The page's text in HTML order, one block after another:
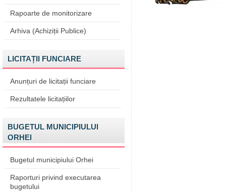
Rapoarte de monitorizare
Arhiva (Achiziții Publice)
LICITAȚII FUNCIARE
Anunțuri de licitații funciare
Rezultatele licitațiilor
BUGETUL MUNICIPIULUI
ORHEI
Bugetul municipiului Orhei
Raporturi privind executarea
bugetului